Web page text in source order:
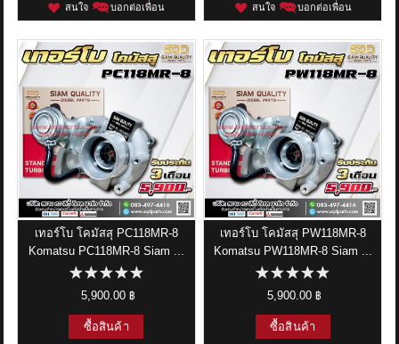
สนใจ บอกต่อเพื่อน สนใจ บอกต่อเพื่อน
เทอร์โบ โคมัสสุ PC118MR-8
Komatsu PC118MR-8 Siam ...
5,900.00 ฿
ซื้อสินค้า
เทอร์โบ โคมัสสุ PW118MR-8
Komatsu PW118MR-8 Siam ...
5,900.00 ฿
ซื้อสินค้า